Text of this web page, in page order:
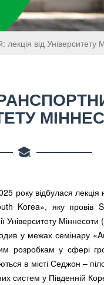
від Університету
року відбулася
Korea», яку провів
Університету
у межах семінару
розробкам у сфері
в місті Седжон –
систем у Південній